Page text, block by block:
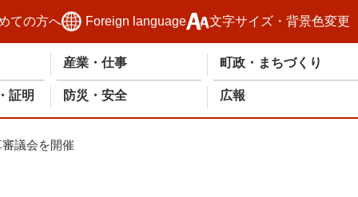
ての方へ Foreign language 文字サイズ・背景色変更
産業・仕事 町政・まちづくり
証明 防災・安全 広報
議会を開催